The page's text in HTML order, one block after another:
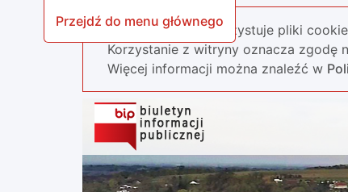
Przejdź do menu głównego
Nasza strona wykorzystuje pliki
Korzystanie z witryny oznacza zgodę
Więcej informacji można znaleźć w